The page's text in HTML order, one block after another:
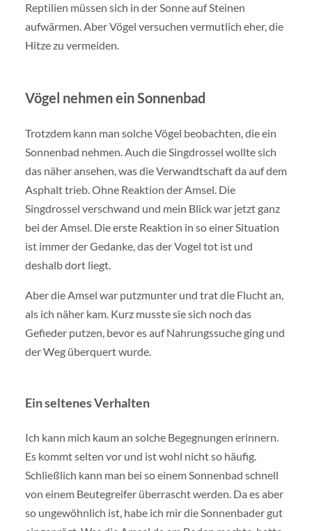
Reptilien müssen sich in der Sonne auf Steinen
aufwärmen. Aber Vögel versuchen vermutlich eher, die
Hitze zu vermeiden.
Vögel nehmen ein Sonnenbad
Trotzdem kann man solche Vögel beobachten, die ein
Sonnenbad nehmen. Auch die Singdrossel wollte sich
das näher ansehen, was die Verwandtschaft da auf dem
Asphalt trieb. Ohne Reaktion der Amsel. Die
Singdrossel verschwand und mein Blick war jetzt ganz
bei der Amsel. Die erste Reaktion in so einer Situation
ist immer der Gedanke, das der Vogel tot ist und
deshalb dort liegt.
Aber die Amsel war putzmunter und trat die Flucht an,
als ich näher kam. Kurz musste sie sich noch das
Gefieder putzen, bevor es auf Nahrungssuche ging und
der Weg überquert wurde.
Ein seltenes Verhalten
Ich kann mich kaum an solche Begegnungen erinnern.
Es kommt selten vor und ist wohl nicht so häufig.
Schließlich kann man bei so einem Sonnenbad schnell
von einem Beutegreifer überrascht werden. Da es aber
so ungewöhnlich ist, habe ich mir die Sonnenbader gut